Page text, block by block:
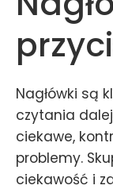
Nagłówki są
czytania
ciekawe,
problemy.
ciekawość i